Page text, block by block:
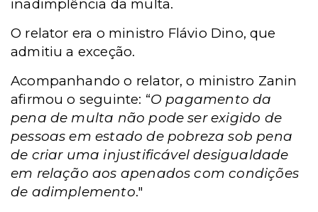
inadimplência da multa.
O relator era o ministro Flávio Dino, que
admitiu a exceção.
Acompanhando o relator, o ministro Zanin
afirmou o seguinte: “O pagamento da
pena de multa não pode ser exigido de
pessoas em estado de pobreza sob pena
de criar uma injustificável desigualdade
em relação aos apenados com condições
de adimplemento."